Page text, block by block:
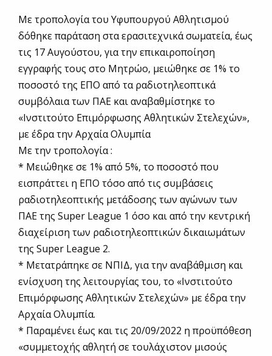
Με τροπολογία του Υφυπουργού Αθλητισμού
δόθηκε παράταση στα ερασιτεχνικά σωματεία, έως
τις 17 Αυγούστου, για την επικαιροποίηση
εγγραφής τους στο Μητρώο, μειώθηκε σε 1% το
ποσοστό της ΕΠΟ από τα ραδιοτηλεοπτικά
συμβόλαια των ΠΑΕ και αναβαθμίστηκε το
«Ινστιτούτο Επιμόρφωσης Αθλητικών Στελεχών»,
με έδρα την Αρχαία Ολυμπία
Με την τροπολογία :
* Μειώθηκε σε 1% από 5%, το ποσοστό που
εισπράττει η ΕΠΟ τόσο από τις συμβάσεις
ραδιοτηλεοπτικής μετάδοσης των αγώνων των
ΠΑΕ της Super League 1 όσο και από την κεντρική
διαχείριση των ραδιοτηλεοπτικών δικαιωμάτων
της Super League 2.
* Μετατράπηκε σε ΝΠΙΔ, για την αναβάθμιση και
ενίσχυση της λειτουργίας του, το «Ινστιτούτο
Επιμόρφωσης Αθλητικών Στελεχών» με έδρα την
Αρχαία Ολυμπία.
* Παραμένει έως και τις 20/09/2022 η προϋπόθεση
«συμμετοχής αθλητή σε τουλάχιστον μισούς